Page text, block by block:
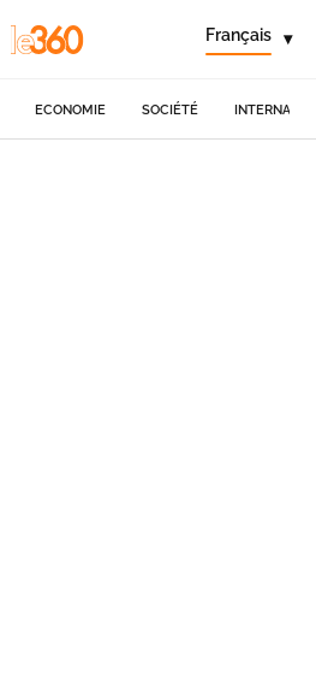
Français ▾
ECONOMIE SOCIÉTÉ